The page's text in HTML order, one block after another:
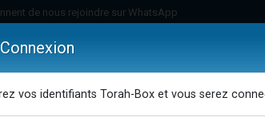
de nous rejoindre sur WhatsApp
de nous rejoindre sur WhatsApp
Enfants Etude sur Texte Musique
Connexion
vos identifiants Torah-Box et vous serez